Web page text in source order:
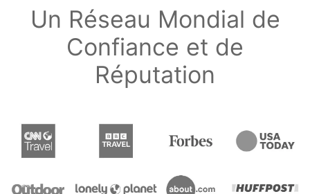
Un Réseau Mondial de
Confiance et de
Réputation